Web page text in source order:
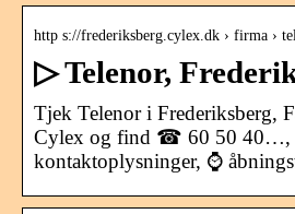
http s://frederiksberg.cylex.dk › firma ›
▷ Telenor,
Tjek Telenor i Frederiksberg,
Cylex og find ☎ 60 50 40…,
kontaktoplysninger, ⌚